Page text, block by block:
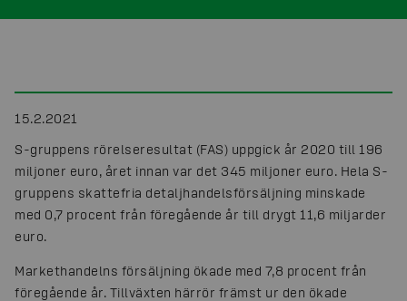
15.2.2021
S-gruppens rörelseresultat (FAS) uppgick år 2020 till 196
miljoner euro, året innan var det 345 miljoner euro. Hela S-
gruppens skattefria detaljhandelsförsäljning minskade
med 0,7 procent från föregående år till drygt 11,6 miljarder
euro.
Markethandelns försäljning ökade med 7,8 procent från
föregående år. Tillväxten härrör främst ur den ökade